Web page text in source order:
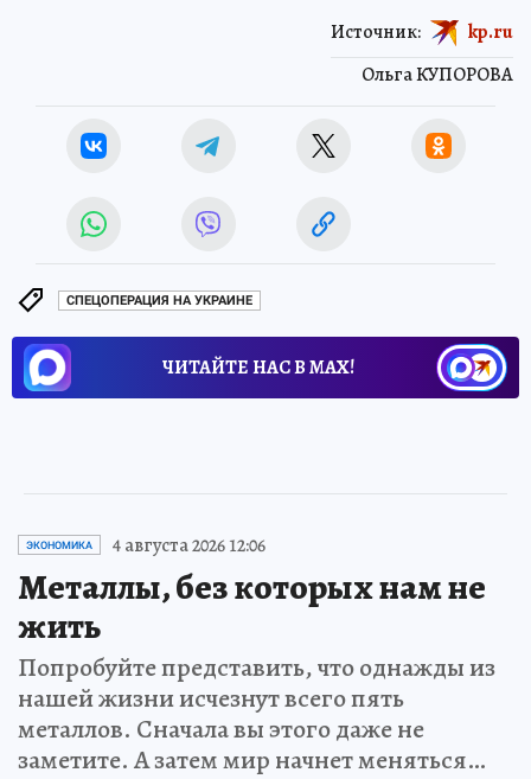
Ольга КУПОРОВА
Источник: kp.ru
СПЕЦОПЕРАЦИЯ НА УКРАИНЕ
ЧИТАЙТЕ НАС В МАХ!
ЭКОНОМИКА 4 августа 2026 12:06
Металлы, без которых нам не
жить
Попробуйте представить, что однажды из
нашей жизни исчезнут всего пять
металлов. Сначала вы этого даже не
заметите. А затем мир начнет меняться…